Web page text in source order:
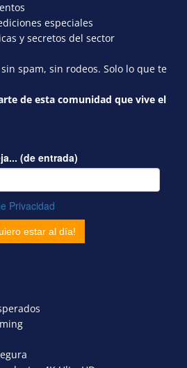
especiales
y secretos del sector
spam, sin rodeos. Solo lo que te
de esta comunidad que vive el